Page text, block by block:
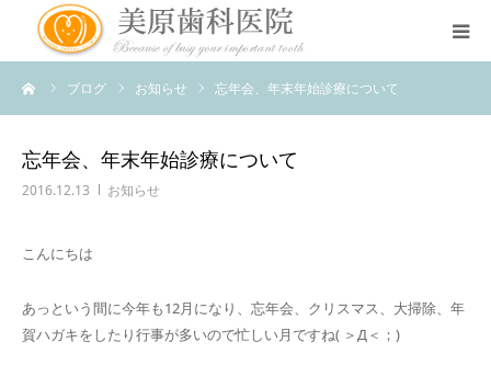
ブログ お知らせ 忘年会、年末年始診療について
忘年会、年末年始診療について
2016.12.13 お知らせ
​こんにちは
あっという間に今年も12月になり、忘年会、クリスマス、大掃除、年
賀ハガキをしたり行事が多いので忙しい月ですね( ＞Д＜；)
医院のコンセプト
診療案内
スタッフ紹介